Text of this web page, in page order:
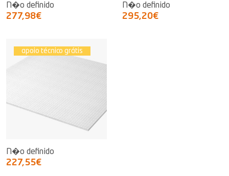
N�o definido
277,98€
N�o definido
295,20€
apoio técnico grátis
N�o definido
227,55€